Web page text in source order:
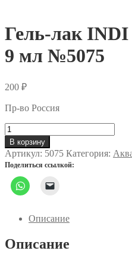
Гель-лак
9 мл №5075
200 ₽
Пр-во Россия
Количество
товара
Гель-
лак
INDI
laque
TREND,
№5075
В корзину
Артикул: 5075 Категория:
Поделиться ссылкой:
Описание
Описание